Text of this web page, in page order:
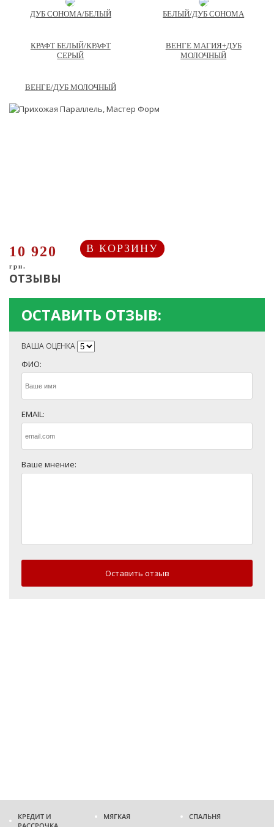
ДУБ СОНОМА/БЕЛЫЙ БЕЛЫЙ/ДУБ СОНОМА
КРАФТ БЕЛЫЙ/КРАФТ
СЕРЫЙ
ВЕНГЕ МАГИЯ+ДУБ
МОЛОЧНЫЙ
ВЕНГЕ/ДУБ МОЛОЧНЫЙ
10 920
грн.
В КОРЗИНУ
ОТЗЫВЫ
ОСТАВИТЬ ОТЗЫВ:
ВАША ОЦЕНКА
ФИО:
EMAIL:
Ваше мнение:
Оставить отзыв
КРЕДИТ И
МЯГКАЯ СПАЛЬНЯ